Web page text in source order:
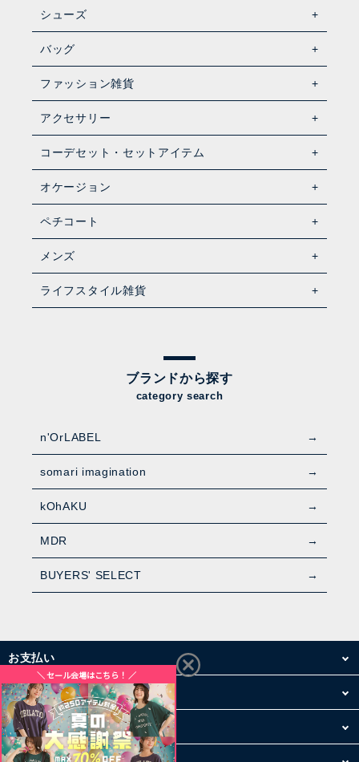
シューズ
バッグ
ファッション雑貨
アクセサリー
コーデセット・セットアイテム
オケージョン
ペチコート
メンズ
ライフスタイル雑貨
ブランドから探す
category search
n'OrLABEL
somari imagination
kOhAKU
MDR
BUYERS' SELECT
お支払い
配送・送料
お買い物について